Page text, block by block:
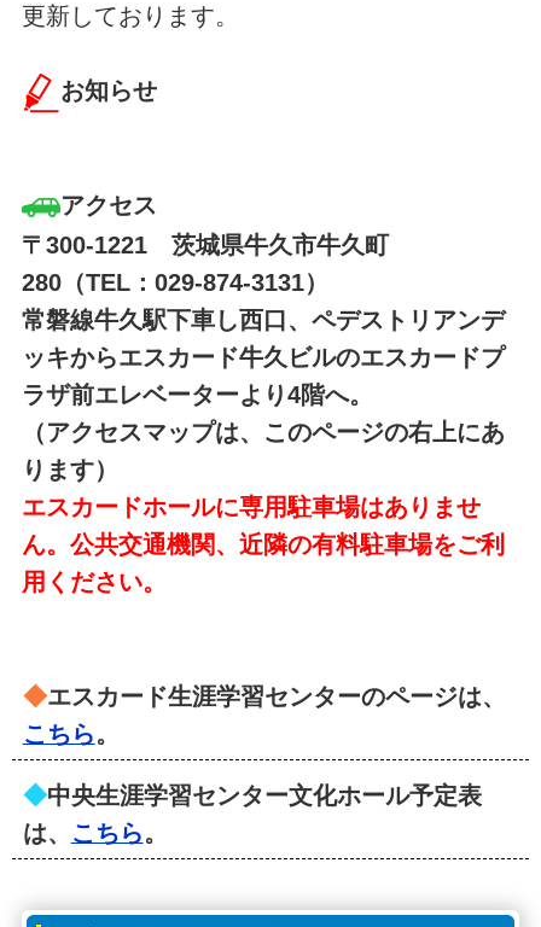
更新しております。
お知らせ
アクセス
〒300-1221 茨城県牛久市牛久町
280（TEL：029-874-3131）
常磐線牛久駅下車し西口、ペデストリアンデ
ッキからエスカード牛久ビルのエスカードプ
ラザ前エレベーターより4階へ。
（アクセスマップは、このページの右上にあ
ります）
エスカードホールに専用駐車場はありませ
ん。公共交通機関、近隣の有料駐車場をご利
用ください。
◆エスカード生涯学習センターのページは、
こちら。
◆中央生涯学習センター文化ホール予定表
は、
こちら。